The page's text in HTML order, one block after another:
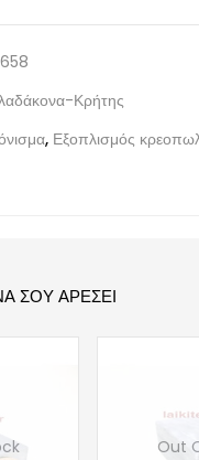
658
Κρήτης
, Εξοπλισμός
ΣΟΥ ΑΡΈΣΕΙ
Out